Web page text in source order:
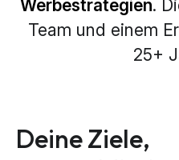
Werbestrategien.
Team und einem
25+
Deine Ziele,